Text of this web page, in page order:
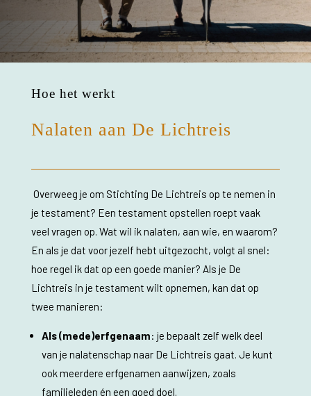
Hoe het werkt
Nalaten aan De Lichtreis
Overweeg je om Stichting De Lichtreis op te nemen in
je testament? Een testament opstellen roept vaak
veel vragen op. Wat wil ik nalaten, aan wie, en waarom?
En als je dat voor jezelf hebt uitgezocht, volgt al snel:
hoe regel ik dat op een goede manier? Als je De
Lichtreis in je testament wilt opnemen, kan dat op
twee manieren:
Als (mede)erfgenaam: je bepaalt zelf welk deel
van je nalatenschap naar De Lichtreis gaat. Je kunt
ook meerdere erfgenamen aanwijzen, zoals
familieleden én een goed doel.